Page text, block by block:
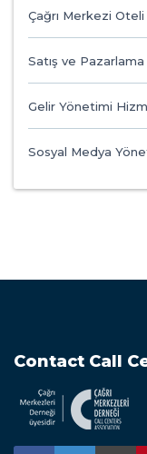
Çağrı Merkezi
Satış ve
Gelir Yönetimi
Sosyal Medya
Contact Call